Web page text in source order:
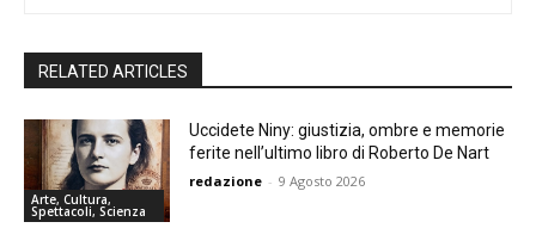
RELATED ARTICLES
Arte, Cultura,
Spettacoli, Scienza
Uccidete Niny: giustizia, ombre e memorie
ferite nell’ultimo libro di Roberto De Nart
redazione - 9 Agosto 2026